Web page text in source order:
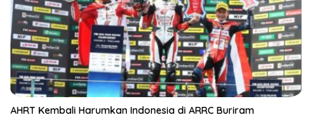
AHRT Kembali Harumkan Indonesia di ARRC Buriram